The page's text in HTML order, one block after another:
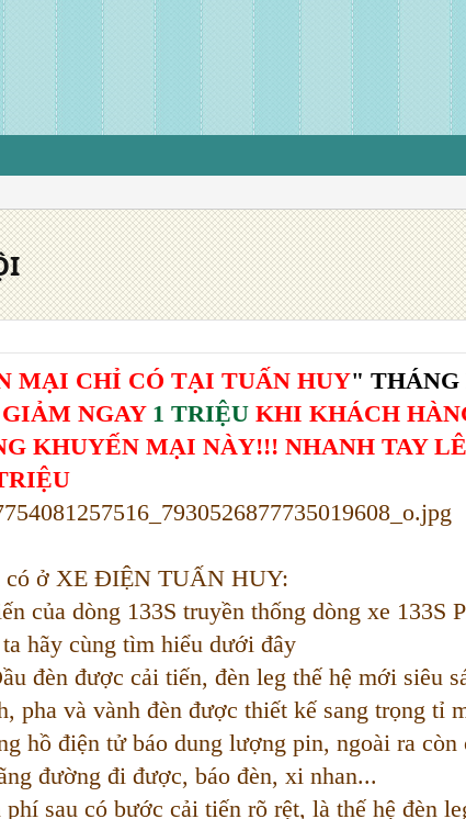
MẠI CHỈ CÓ TẠI TUẤN HUY" THÁNG
GIẢM NGAY 1 TRIỆU KHI KHÁCH
KHUYẾN MẠI NÀY!!! NHANH TAY
có ở XE ĐIỆN TUẤN HUY:
của dòng 133S truyền thống dòng xe 133S
hãy cùng tìm hiểu dưới đây
đèn được cải tiến, đèn leg thế hệ mới siêu
pha và vành đèn được thiết kế sang trọng tỉ
hồ điện tử báo dung lượng pin, ngoài ra còn
đường đi được, báo đèn, xi nhan...
sau có bước cải tiến rõ rệt, là thế hệ đèn